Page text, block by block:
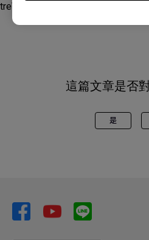
treVolo U
這篇文章是否
是